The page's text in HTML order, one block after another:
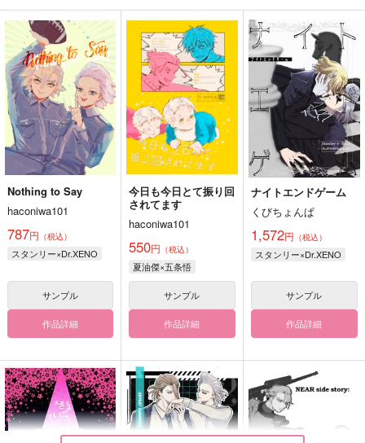
Nothing to Say
haconiwa101
787円 （税込）
スタンリー×Dr.XENO
サンプル
作品詳細
今日も今日とて振り回
されてます
haconiwa101
550円 （税込）
夏油傑×五条悟
サンプル
作品詳細
ナイトエンドゲーム
くびちょんぱ
1,572円 （税込）
スタンリー×Dr.XENO
サンプル
作品詳細